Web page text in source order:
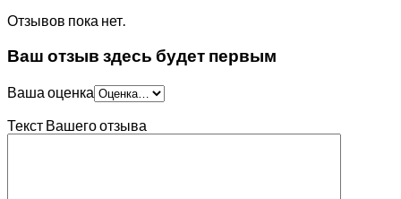
Отзывов пока нет.
Ваш отзыв здесь будет первым
Ваша оценка
Текст Вашего отзыва